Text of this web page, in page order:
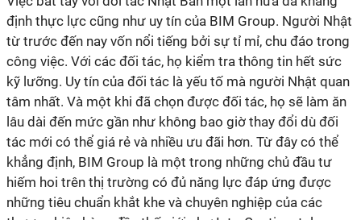
định thực lực cũng như uy tín của BIM Group. Người Nhật
từ trước đến nay vốn nổi tiếng bởi sự tỉ mỉ, chu đáo trong
công việc. Với các đối tác, họ kiểm tra thông tin hết sức
kỹ lưỡng. Uy tín của đối tác là yếu tố mà người Nhật quan
tâm nhất. Và một khi đã chọn được đối tác, họ sẽ làm ăn
lâu dài đến mức gần như không bao giờ thay đổi dù đối
tác mới có thể giá rẻ và nhiều ưu đãi hơn. Từ đây có thể
khẳng định, BIM Group là một trong những chủ đầu tư
hiếm hoi trên thị trường có đủ năng lực đáp ứng được
những tiêu chuẩn khắt khe và chuyên nghiệp của các